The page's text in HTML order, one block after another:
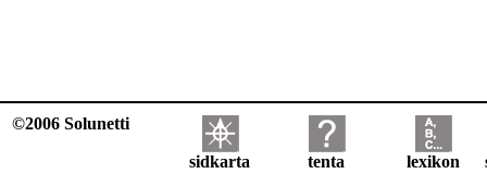
©2006 Solunetti
sidkarta tenta lexikon